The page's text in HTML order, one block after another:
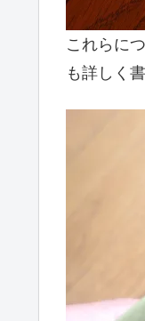
これらに
も詳しく